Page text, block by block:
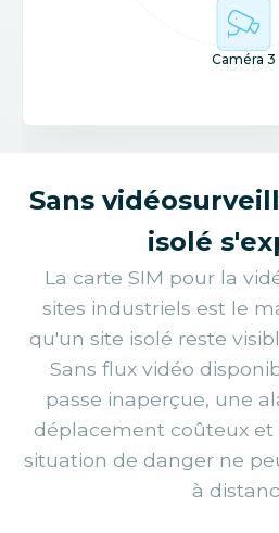
Caméra 3
Sans
isolé
La carte SIM pour la
sites industriels est le
qu'un site isolé reste
Sans flux vidéo
passe inaperçue, une
déplacement coûteux
situation de danger ne
à